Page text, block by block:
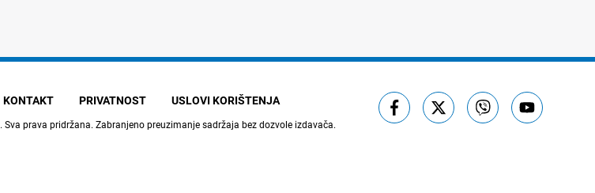
KONTAKT PRIVATNOST USLOVI KORIŠTENJA
. Sva prava pridržana. Zabranjeno preuzimanje sadržaja bez dozvole izdavača.